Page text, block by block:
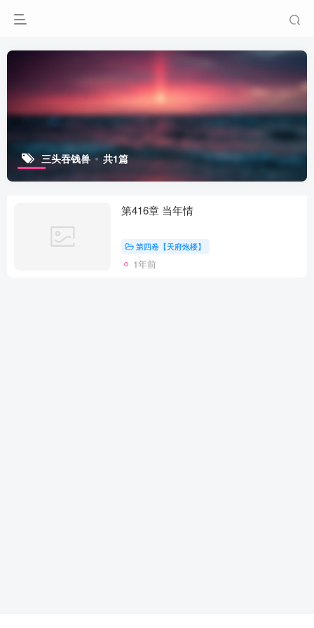
三头吞钱兽 共1篇
第416章 当年情
第四卷【天府炮楼】
1年前